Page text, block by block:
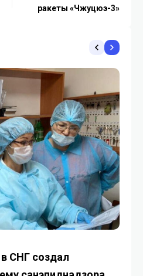
ракеты «Чжуцюэ-3»
СНГ создал